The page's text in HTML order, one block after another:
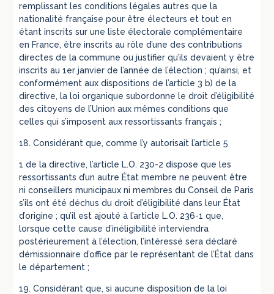
remplissant les conditions légales autres que la
nationalité française pour être électeurs et tout en
étant inscrits sur une liste électorale complémentaire
en France, être inscrits au rôle d’une des contributions
directes de la commune ou justifier qu’ils devaient y être
inscrits au 1er janvier de l’année de l’élection ; qu’ainsi, et
conformément aux dispositions de l’article 3 b) de la
directive, la loi organique subordonne le droit d’éligibilité
des citoyens de l’Union aux mêmes conditions que
celles qui s’imposent aux ressortissants français ;
18. Considérant que, comme l’y autorisait l’article 5
1 de la directive, l’article L.O. 230-2 dispose que les
ressortissants d’un autre État membre ne peuvent être
ni conseillers municipaux ni membres du Conseil de Paris
s’ils ont été déchus du droit d’éligibilité dans leur État
d’origine ; qu’il est ajouté à l’article L.O. 236-1 que,
lorsque cette cause d’inéligibilité interviendra
postérieurement à l’élection, l’intéressé sera déclaré
démissionnaire d’office par le représentant de l’État dans
le département ;
19. Considérant que, si aucune disposition de la loi